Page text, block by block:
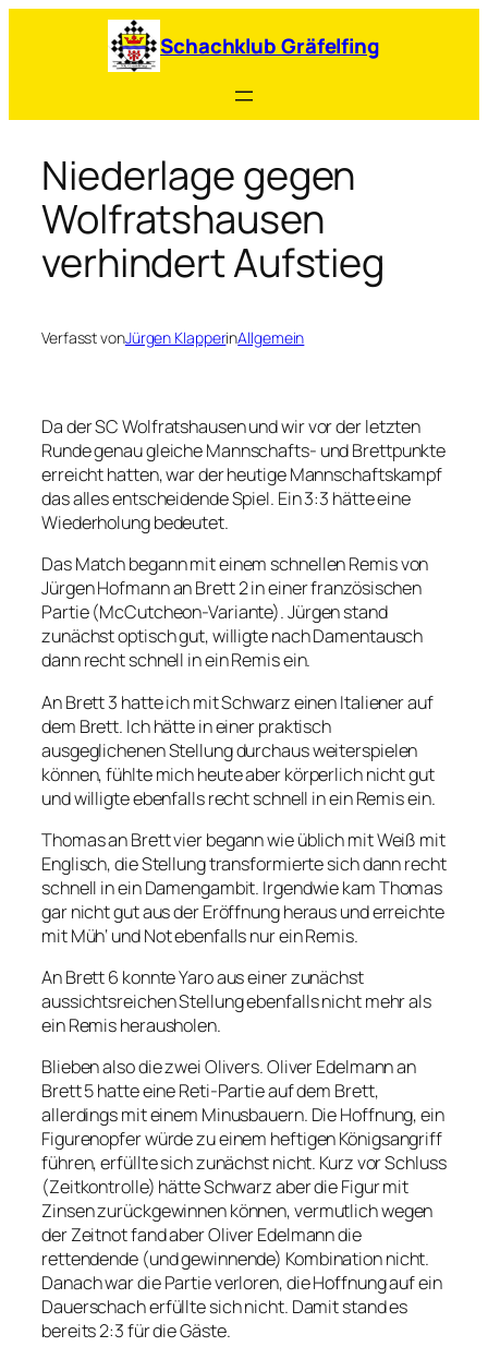
Schachklub Gräfelfing
Niederlage gegen
Wolfratshausen
verhindert Aufstieg
Verfasst vonJürgen KlapperinAllgemein
Da der SC Wolfratshausen und wir vor der letzten
Runde genau gleiche Mannschafts- und Brettpunkte
erreicht hatten, war der heutige Mannschaftskampf
das alles entscheidende Spiel. Ein 3:3 hätte eine
Wiederholung bedeutet.
Das Match begann mit einem schnellen Remis von
Jürgen Hofmann an Brett 2 in einer französischen
Partie (McCutcheon-Variante). Jürgen stand
zunächst optisch gut, willigte nach Damentausch
dann recht schnell in ein Remis ein.
An Brett 3 hatte ich mit Schwarz einen Italiener auf
dem Brett. Ich hätte in einer praktisch
ausgeglichenen Stellung durchaus weiterspielen
können, fühlte mich heute aber körperlich nicht gut
und willigte ebenfalls recht schnell in ein Remis ein.
Thomas an Brett vier begann wie üblich mit Weiß mit
Englisch, die Stellung transformierte sich dann recht
schnell in ein Damengambit. Irgendwie kam Thomas
gar nicht gut aus der Eröffnung heraus und erreichte
mit Müh‘ und Not ebenfalls nur ein Remis.
An Brett 6 konnte Yaro aus einer zunächst
aussichtsreichen Stellung ebenfalls nicht mehr als
ein Remis herausholen.
Blieben also die zwei Olivers. Oliver Edelmann an
Brett 5 hatte eine Reti-Partie auf dem Brett,
allerdings mit einem Minusbauern. Die Hoffnung, ein
Figurenopfer würde zu einem heftigen Königsangriff
führen, erfüllte sich zunächst nicht. Kurz vor Schluss
(Zeitkontrolle) hätte Schwarz aber die Figur mit
Zinsen zurückgewinnen können, vermutlich wegen
der Zeitnot fand aber Oliver Edelmann die
rettendende (und gewinnende) Kombination nicht.
Danach war die Partie verloren, die Hoffnung auf ein
Dauerschach erfüllte sich nicht. Damit stand es
bereits 2:3 für die Gäste.